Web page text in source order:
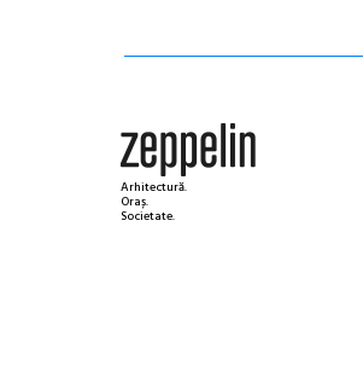
Arhitectură.
Oraș.
Societate.